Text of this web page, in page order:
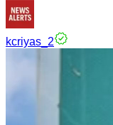
kcriyas_2